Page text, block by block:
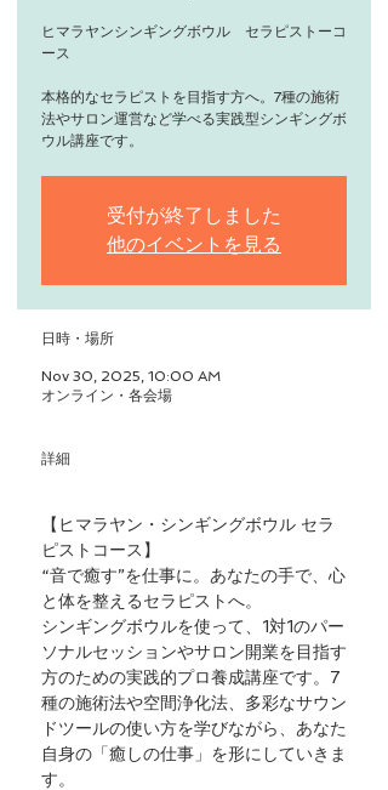
ヒマラヤンシンギングボウル セラピストーコ
ース
本格的なセラピストを目指す方へ。7種の施術
法やサロン運営など学べる実践型シンギングボ
ウル講座です。
受付が終了しました
他のイベントを見る
日時・場所
Nov 30, 2025, 10:00 AM
オンライン・各会場
詳細
【ヒマラヤン・シンギングボウル セラ
ピストコース】
“音で癒す”を仕事に。あなたの手で、心
と体を整えるセラピストへ。
シンギングボウルを使って、1対1のパー
ソナルセッションやサロン開業を目指す
方のための実践的プロ養成講座です。7
種の施術法や空間浄化法、多彩なサウン
ドツールの使い方を学びながら、あなた
自身の「癒しの仕事」を形にしていきま
す。